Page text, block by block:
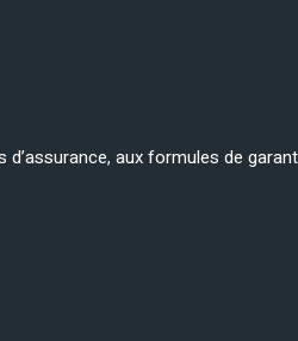
aux formules de